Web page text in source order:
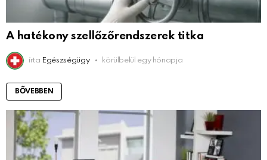
A hatékony szellőzőrendszerek titka
írta Egészségügy körülbelül egy hónapja
BŐVEBBEN